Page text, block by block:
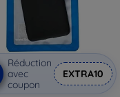
Réduction
avec
coupon
EXTRA10